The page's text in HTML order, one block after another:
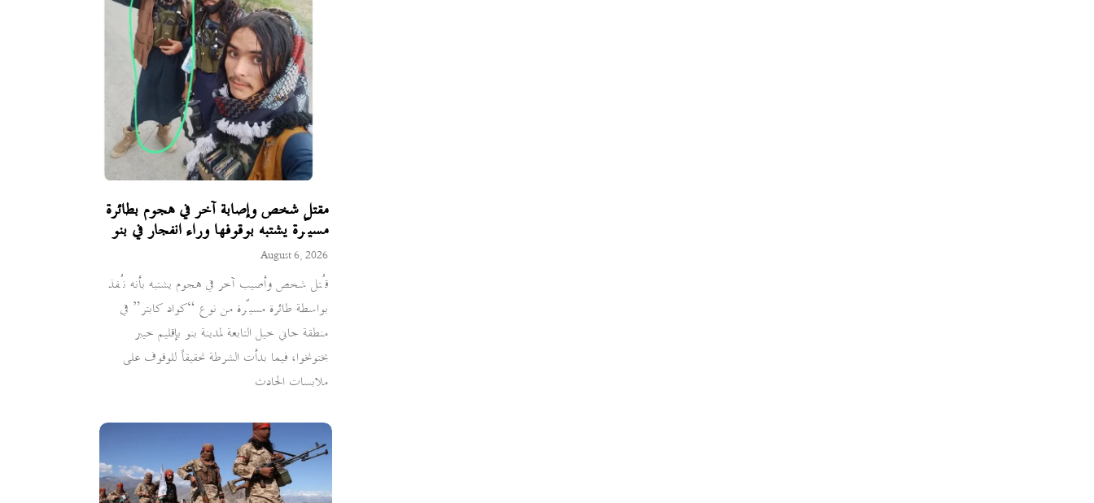
مقتل شخص وإصابة آخر في هجوم بطائرة
مسيّرة يشتبه بوقوفها وراء انفجار في بنو
August 6, 2026
قُتل شخص وأصيب آخر في هجوم يشتبه بأنه نُفذ
بواسطة طائرة مسيّرة من نوع “كواد كابتر” في
منطقة جاني خيل التابعة لمدينة بنو بإقليم خيبر
بختونخوا، فيما بدأت الشرطة تحقيقاً للوقوف على
ملابسات الحادث